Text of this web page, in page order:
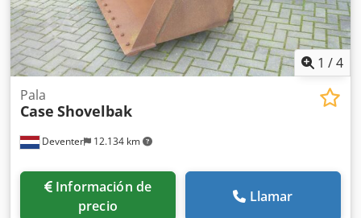
1 /4
Deventer 12.134 km
Pala
Case Shovelbak
Información de
precio
Llamar